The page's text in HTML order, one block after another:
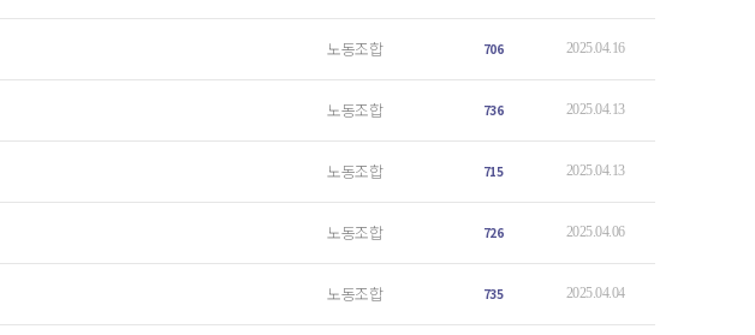
노동조합 706 2025.04.16
노동조합 736 2025.04.13
노동조합 715 2025.04.13
노동조합 726 2025.04.06
노동조합 735 2025.04.04